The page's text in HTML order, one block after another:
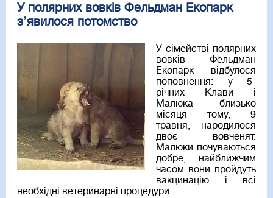
У полярних вовків Фельдман Екопарк
з’явилося потомство
У сімействі полярних
вовків Фельдман
Екопарк відбулося
поповнення: у 5-
річних Клави і
Малюка близько
місяця тому, 9
травня, народилося
двоє вовченят.
Малюки почуваються
добре, найближчим
часом вони пройдуть
вакцинацію і всі
необхідні ветеринарні процедури.